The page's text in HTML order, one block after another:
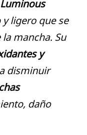
y ligero que se
mancha. Su
y
disminuir
daño